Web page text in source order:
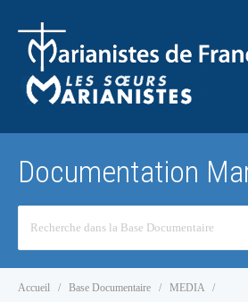
Documentation
Accueil Base Documentaire
MEDIA